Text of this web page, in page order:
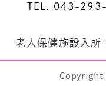
TEL. 043-
老人保健施設入
Copyright